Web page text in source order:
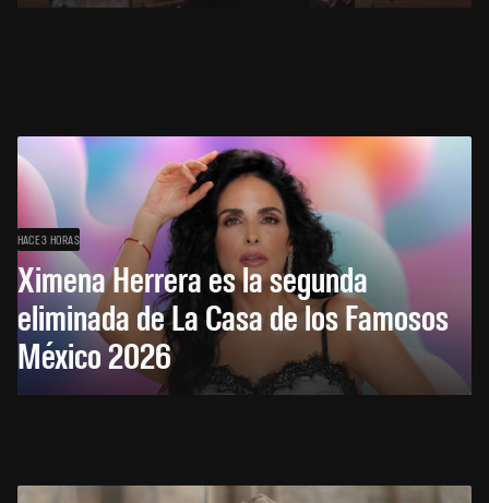
HACE 3 HORAS
Ximena Herrera es la segunda
eliminada de La Casa de los Famosos
México 2026